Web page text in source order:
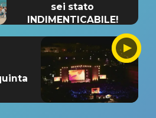
sei stato
INDIMENTICABILE!